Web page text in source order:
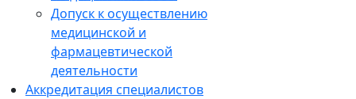
Допуск к осуществлению
медицинской и
фармацевтической
деятельности
Аккредитация специалистов